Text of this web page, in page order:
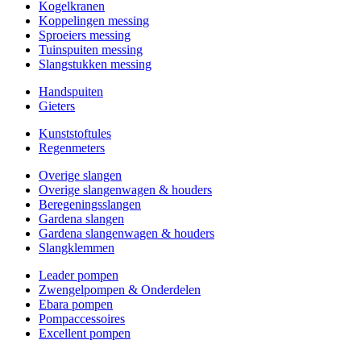
Kogelkranen
Koppelingen messing
Sproeiers messing
Tuinspuiten messing
Slangstukken messing
Handspuiten
Gieters
Kunststoftules
Regenmeters
Overige slangen
Overige slangenwagen & houders
Beregeningsslangen
Gardena slangen
Gardena slangenwagen & houders
Slangklemmen
Leader pompen
Zwengelpompen & Onderdelen
Ebara pompen
Pompaccessoires
Excellent pompen